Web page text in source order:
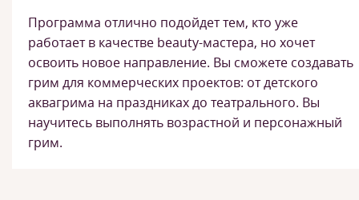
Программа отлично подойдет тем, кто уже
работает в качестве beauty-мастера, но хочет
освоить новое направление. Вы сможете создавать
грим для коммерческих проектов: от детского
аквагрима на праздниках до театрального. Вы
научитесь выполнять возрастной и персонажный
грим.